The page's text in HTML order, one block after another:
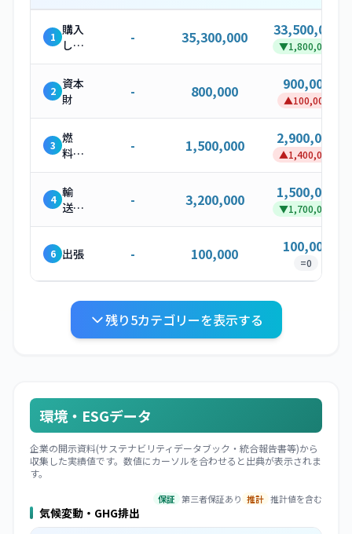
1 購入
した
製
品・
サー
ビス
- 35,300,000 33,500,000
▼1,800,000
2 資本
財
- 800,000 900,000
▲100,000
3 燃
料・
エネ
ルギ
ー関
連活
動
- 1,500,000 2,900,000
▲1,400,000
4 輸
送・
配送
流）
- 3,200,000 1,500,000
▼1,700,000
6 出張 - 100,000 100,000
=0
残り5カテゴリーを表示する
環境・ESGデータ
企業の開示資料(サステナビリティデータブック・統合報告書等)から
収集した実績値です。数値にカーソルを合わせると出典が表示されま
す。
保証 第三者保証あり 推計 推計値を含む
気候変動・GHG排出